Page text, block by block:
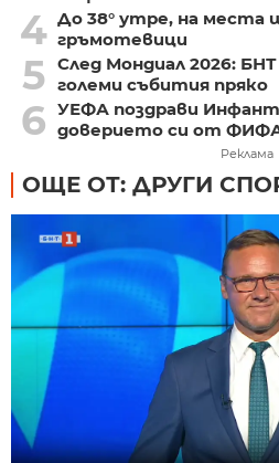
4 До 38° утре, на места
гръмотевици
5 След Мондиал 2026:
големи събития пряко
6 УЕФА поздрави
доверието си от
Реклама
ОЩЕ ОТ: ДРУГИ